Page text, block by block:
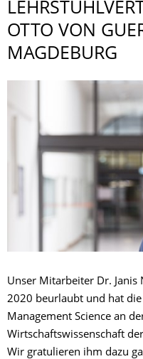
OTTO VON
MAGDEBURG
Unser Mitarbeiter Dr.
2020 beurlaubt und hat
Management Science an
Wirtschaftswissenschaft
Wir gratulieren ihm dazu